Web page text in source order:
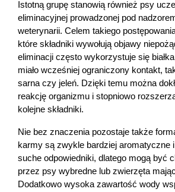
Istotną grupę stanowią również psy
eliminacyjnej prowadzonej pod
weterynarii. Celem takiego
które składniki wywołują objawy
eliminacji często wykorzystuje się
miało wcześniej ograniczony kontakt,
sarna czy jeleń. Dzięki temu można
reakcję organizmu i stopniowo
kolejne składniki.
Nie bez znaczenia pozostaje także
karmy są zwykle bardziej aromatyczne
suche odpowiedniki, dlatego mogą być
przez psy wybredne lub zwierzęta
Dodatkowo wysoka zawartość wody